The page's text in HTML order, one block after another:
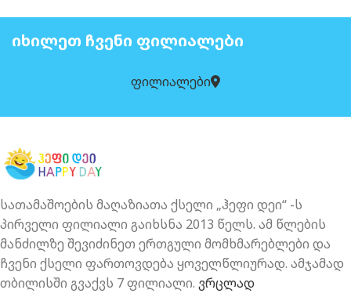
ᲘᲮᲘᲚᲔᲗ ᲩᲕᲔᲜᲘ ᲤᲘᲚᲘᲐᲚᲔᲑᲘ
ფილიალები
სათამაშოების მაღაზიათა ქსელი „ჰეფი დეი“ -ს
პირველი ფილიალი გაიხსნა 2013 წელს. ამ წლების
მანძილზე შევიძინეთ ერთგული მომხმარებლები და
ჩვენი ქსელი ფართოვდება ყოველწლიურად. ამჯამად
თბილისში გვაქვს 7 ფილიალი. ვრცლად